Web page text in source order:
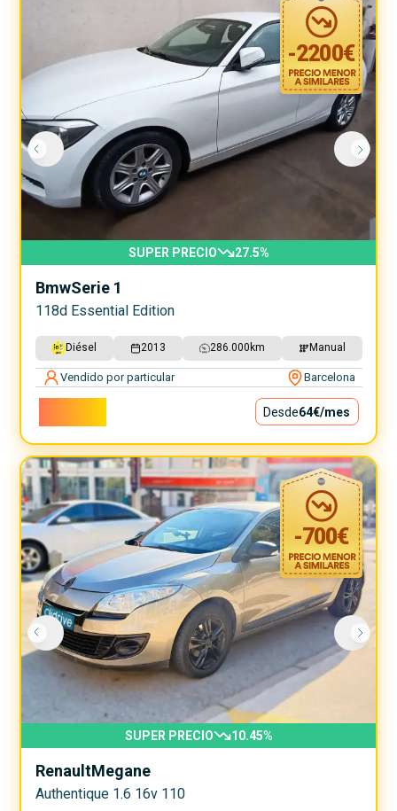
-2200€
SUPER PRECIO 27.5%
BmwSerie 1
118d Essential Edition
Diésel 2013 286.000 km Manual
Vendido por particular Barcelona
Desde64€/mes
-700€
SUPER PRECIO 10.45%
RenaultMegane
Authentique 1.6 16v 110